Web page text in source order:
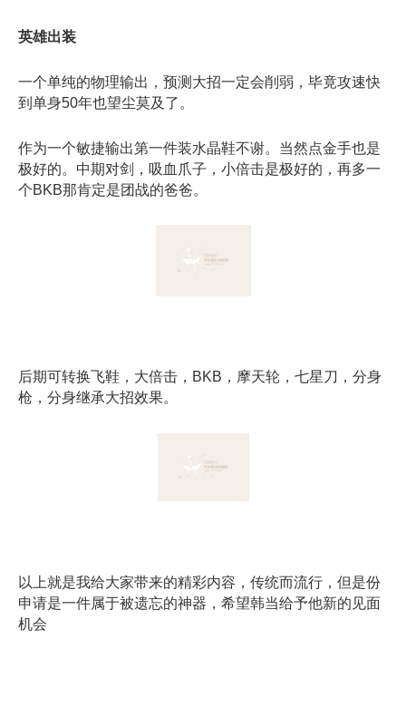
英雄出装
一个单纯的物理输出，预测大招一定会削弱，毕竟攻速快
到单身50年也望尘莫及了。
作为一个敏捷输出第一件装水晶鞋不谢。当然点金手也是
极好的。中期对剑，吸血爪子，小倍击是极好的，再多一
个BKB那肯定是团战的爸爸。
后期可转换飞鞋，大倍击，BKB，摩天轮，七星刀，分身
枪，分身继承大招效果。
以上就是我给大家带来的精彩内容，传统而流行，但是份
申请是一件属于被遗忘的神器，希望韩当给予他新的见面
机会